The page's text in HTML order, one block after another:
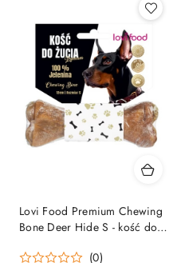
Lovi Food Premium Chewing
Bone Deer Hide S - kość do
(0)